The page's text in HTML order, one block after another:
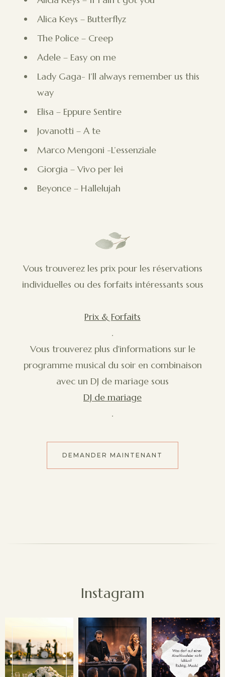
Alica Keys – Butterflyz
The Police – Creep
Adele – Easy on me
Lady Gaga- I’ll always remember us this
way
Elisa – Eppure Sentire
Jovanotti – A te
Marco Mengoni -L’essenziale
Giorgia – Vivo per lei
Beyonce – Hallelujah
Vous trouverez les prix pour les réservations
individuelles ou des forfaits intéressants sous
Prix & Forfaits
.
Vous trouverez plus d'informations sur le
programme musical du soir en combinaison
avec un DJ de mariage sous
DJ de mariage
.
DEMANDER MAINTENANT
Instagram